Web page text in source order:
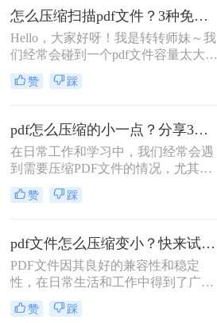
习惯于将一些重要数据以PDF格式存
储，资料多了，档案自然而然就大
了，占据了大量的空间，传送也很麻
烦。碰到这样的问题，可以选择使用
专业的PDF文件进行压缩。那么怎么
pdf压缩？
怎么压缩扫描pdf文件？3种免费压缩PDF的方法！
Hello，大家好呀！我是转转师妹～我
们经常会碰到一个pdf文件容量太大了
的问题，pdf文件太大占用空间，打开
进行浏览也会很卡。其实针对怎么压
了我很久，今天给大家介绍一下压缩
pdf文件的具体方法。
赞 踩
pdf怎么压缩的小一点？分享3种高效压缩方法！
在日常工作和学习中，我们经常会遇
到需要压缩PDF文件的情况，尤其是
当文件体积过大，不便于分享、存储
或上传时。那么pdf怎么压缩的小一点
文件压缩方法，帮助读者轻松将PDF
文件压缩得更小。
赞 踩
pdf文件怎么压缩变小？快来试一试这三种方法吧！
PDF文件因其良好的兼容性和稳定
性，在日常生活和工作中得到了广泛
应用。然而，随着PDF文件内容的增
加，文件体积也可能变得相当庞大，
赞 踩